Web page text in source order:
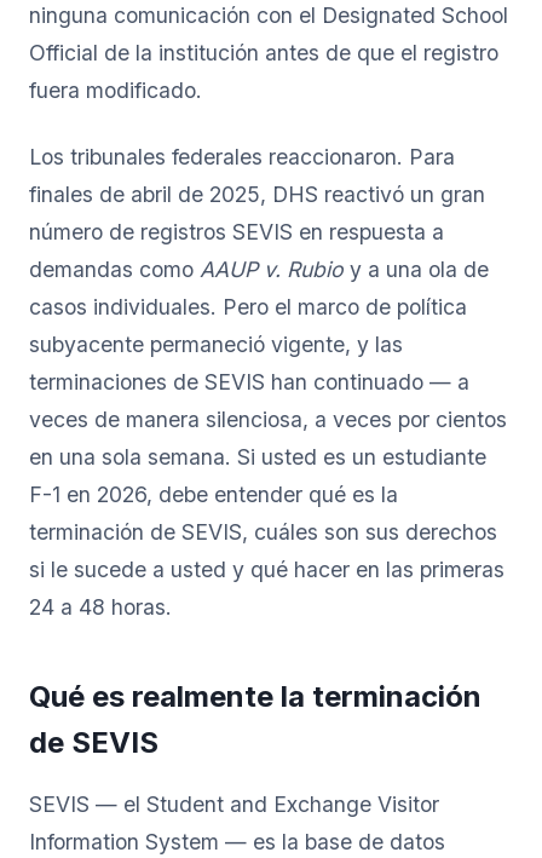
ninguna comunicación con el Designated School
Official de la institución antes de que el registro
fuera modificado.
Los tribunales federales reaccionaron. Para
finales de abril de 2025, DHS reactivó un gran
número de registros SEVIS en respuesta a
demandas como AAUP v. Rubio y a una ola de
casos individuales. Pero el marco de política
subyacente permaneció vigente, y las
terminaciones de SEVIS han continuado — a
veces de manera silenciosa, a veces por cientos
en una sola semana. Si usted es un estudiante
F-1 en 2026, debe entender qué es la
terminación de SEVIS, cuáles son sus derechos
si le sucede a usted y qué hacer en las primeras
24 a 48 horas.
Qué es realmente la terminación
de SEVIS
SEVIS — el Student and Exchange Visitor
Information System — es la base de datos